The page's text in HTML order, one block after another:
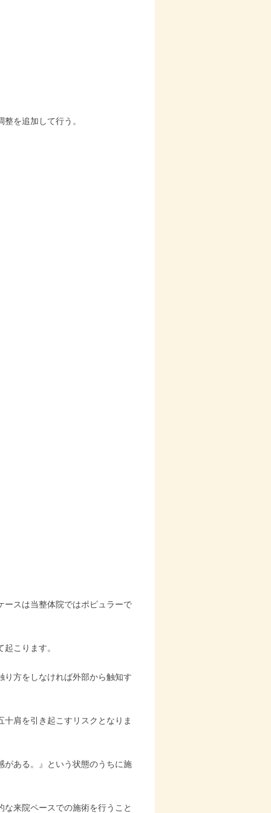
を追加して行う。
ースは当整体院ではポピュラーで
こります。
り方をしなければ外部から触知す
肩を引き起こすリスクとなりま
がある。』という状態のうちに施
来院ペースでの施術を行うこと